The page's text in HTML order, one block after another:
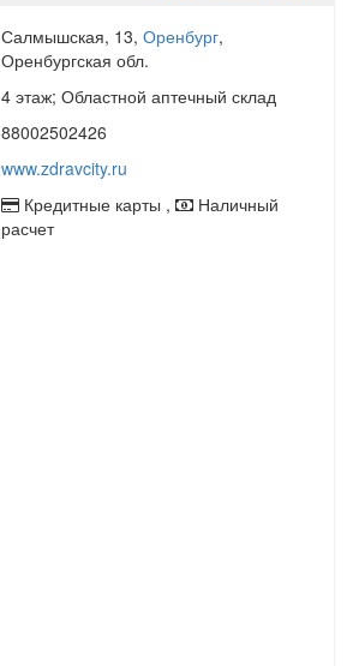
Салмышская, 13, Оренбург,
Оренбургская обл.
4 этаж; Областной аптечный склад
88002502426
www.zdravcity.ru
Кредитные карты ,
Наличный
расчет